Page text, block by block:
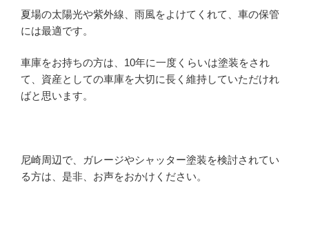
夏場の太陽光や紫外線、雨風をよけてくれて、車の保管
には最適です。
車庫をお持ちの方は、10年に一度くらいは塗装をされ
て、資産としての車庫を大切に長く維持していただけれ
ばと思います。
尼崎周辺で、ガレージやシャッター塗装を検討されてい
る方は、是非、お声をおかけください。